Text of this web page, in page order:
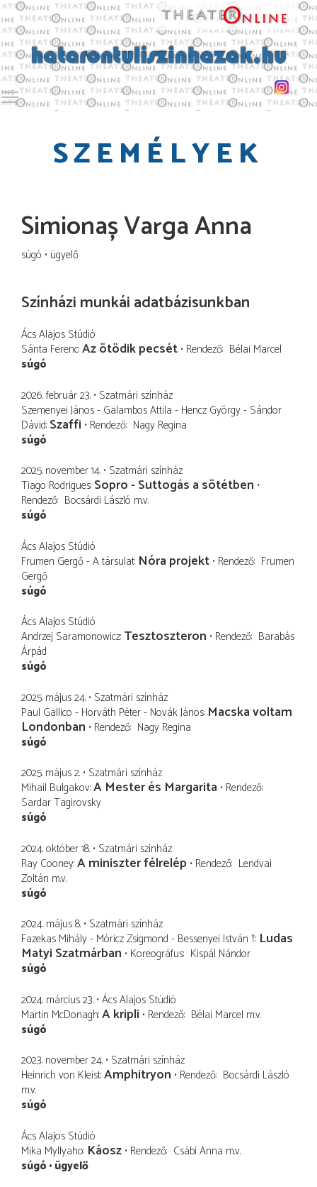
Toggle main menu visibility
SZEMÉLYEK
Simionaș Varga Anna
súgó ügyelő
Színházi munkái adatbázisunkban
Ács Alajos Stúdió
Sánta Ferenc Az ötödik pecsét Rendező Bélai Marcel
súgó
2026. február 23. Szatmári színház
Szemenyei János - Galambos Attila - Hencz György - Sándor
Dávid Szaffi Rendező Nagy Regina
súgó
2025. november 14. Szatmári színház
Tiago Rodrigues Sopro - Suttogás a sötétben
Rendező Bocsárdi László m.v.
súgó
Ács Alajos Stúdió
Frumen Gergő - A társulat Nóra projekt Rendező Frumen
Gergő
súgó
Ács Alajos Stúdió
Andrzej Saramonowicz Tesztoszteron Rendező Barabás
Árpád
súgó
2025. május 24. Szatmári színház
Paul Gallico - Horváth Péter - Novák János Macska voltam
Londonban Rendező Nagy Regina
súgó
2025. május 2. Szatmári színház
Mihail Bulgakov A Mester és Margarita Rendező
Sardar Tagirovsky
súgó
2024. október 18. Szatmári színház
Ray Cooney A miniszter félrelép Rendező Lendvai
Zoltán m.v.
súgó
2024. május 8. Szatmári színház
Fazekas Mihály - Móricz Zsigmond - Bessenyei István † Ludas
Matyi Szatmárban Koreográfus Kispál Nándor
súgó
2024. március 23. Ács Alajos Stúdió
Martin McDonagh A kripli Rendező Bélai Marcel m.v.
súgó
2023. november 24. Szatmári színház
Heinrich von Kleist Amphitryon Rendező Bocsárdi László
m.v.
súgó
Ács Alajos Stúdió
Mika Myllyaho Káosz Rendező Csábi Anna m.v.
súgó ügyelő